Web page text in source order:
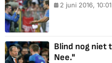
2 juni 2016, 10:01
Blind nog niet
Nee."